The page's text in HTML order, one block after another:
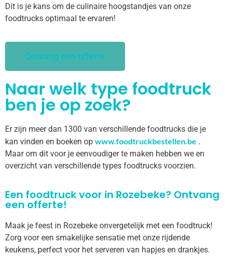
Dit is je kans om de culinaire hoogstandjes van onze
foodtrucks optimaal te ervaren!
Ontvang een offerte
Naar welk type foodtruck
ben je op zoek?
Er zijn meer dan 1300 van verschillende foodtrucks die je
kan vinden en boeken op www.foodtruckbestellen.be .
Maar om dit voor je eenvoudiger te maken hebben we en
overzicht van verschillende types foodtrucks voorzien.
Een foodtruck voor in Rozebeke? Ontvang
een offerte!
Maak je feest in Rozebeke onvergetelijk met een foodtruck!
Zorg voor een smakelijke sensatie met onze rijdende
keukens, perfect voor het serveren van hapjes en drankjes.